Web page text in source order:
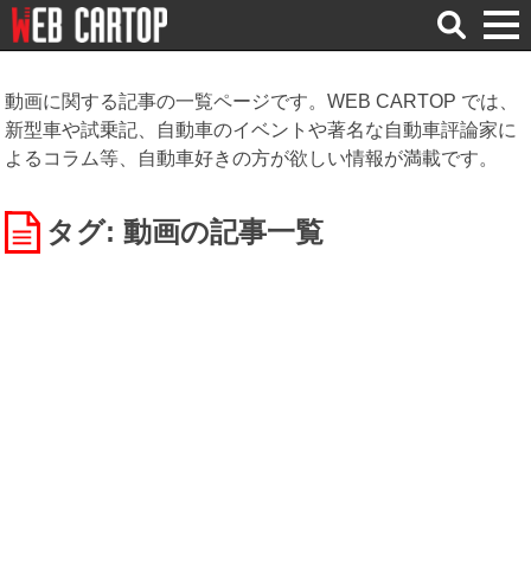
検
索
動画に関する記事の一覧ページです。WEB CARTOP では、
新型車や試乗記、自動車のイベントや著名な自動車評論家に
よるコラム等、自動車好きの方が欲しい情報が満載です。
タグ: 動画の記事一覧